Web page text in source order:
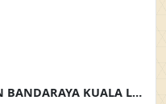
KUNJUNGAN HORMAT DEWAN BANDARAYA KUALA LUMPUR